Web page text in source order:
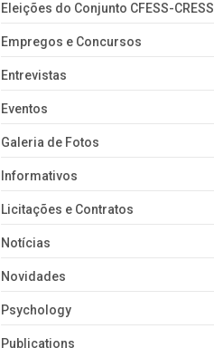
Eleições do Conjunto CFESS-CRESS
Empregos e Concursos
Entrevistas
Eventos
Galeria de Fotos
Informativos
Licitações e Contratos
Notícias
Novidades
Psychology
Publications